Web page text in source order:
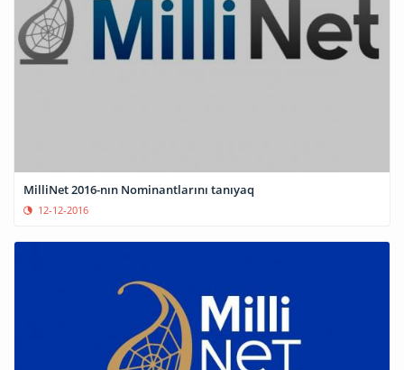
MilliNet 2016-nın Nominantlarını tanıyaq
12-12-2016